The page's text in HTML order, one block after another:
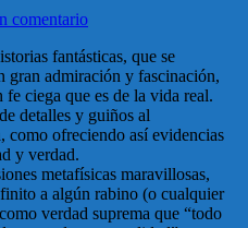
comentario
fantásticas, que se
gran admiración y fascinación,
fe ciega que es de la vida real.
detalles y guiños al
como ofreciendo así evidencias
y verdad.
metafísicas maravillosas,
a algún rabino (o cualquier
verdad suprema que “todo